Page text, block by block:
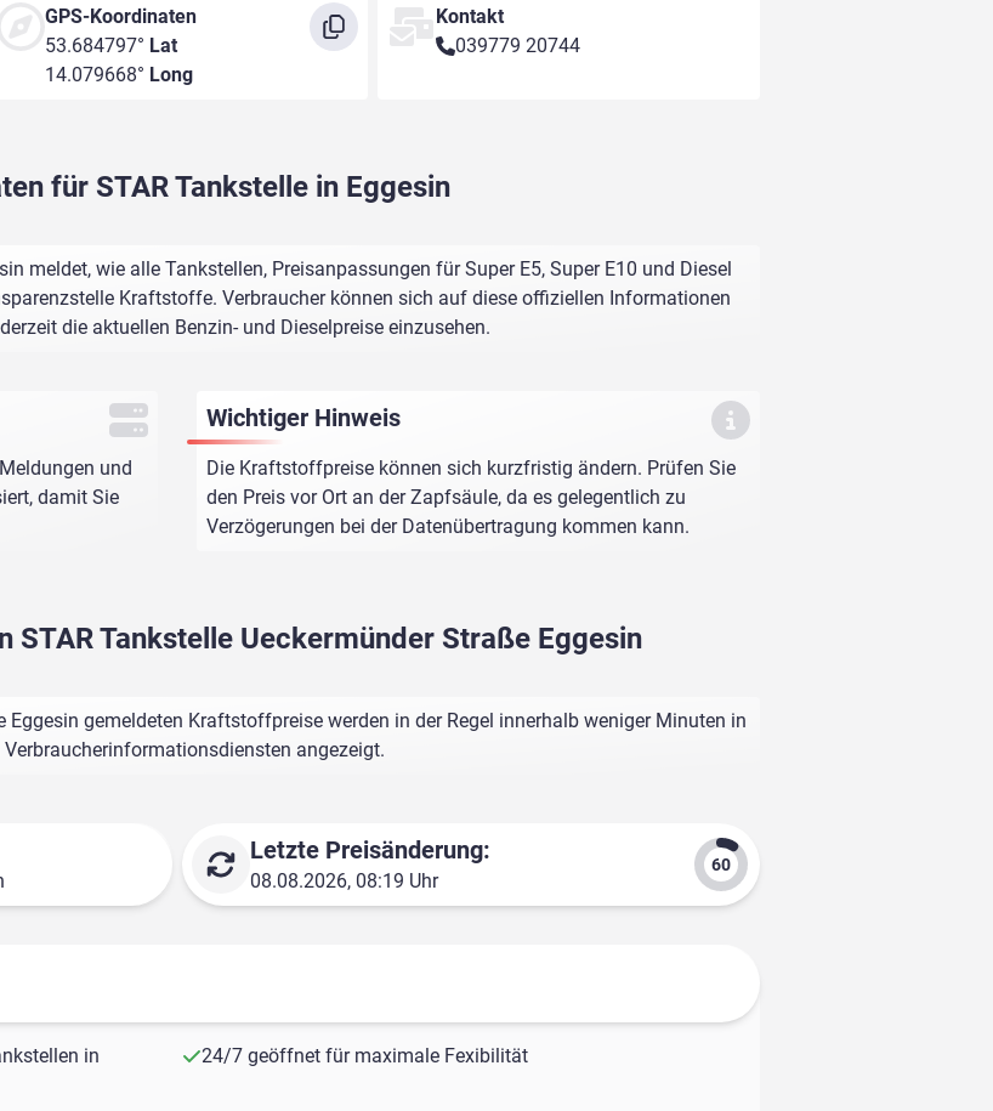
GPS-Koordinaten
53.684797° Lat
14.079668° Long
Kontakt
039779 20744
für STAR Tankstelle in Eggesin
meldet, wie alle Tankstellen, Preisanpassungen für Super E5, Super E10 und Diesel
Kraftstoffe. Verbraucher können sich auf diese offiziellen Informationen
die aktuellen Benzin- und Dieselpreise einzusehen.
und
damit Sie
Wichtiger Hinweis
Die Kraftstoffpreise können sich kurzfristig ändern. Prüfen Sie
den Preis vor Ort an der Zapfsäule, da es gelegentlich zu
Verzögerungen bei der Datenübertragung kommen kann.
STAR Tankstelle Ueckermünder Straße Eggesin
Eggesin gemeldeten Kraftstoffpreise werden in der Regel innerhalb weniger Minuten in
Verbraucherinformationsdiensten angezeigt.
Letzte Preisänderung:
08.08.2026, 08:19 Uhr
in
24/7 geöffnet für maximale Fexibilität